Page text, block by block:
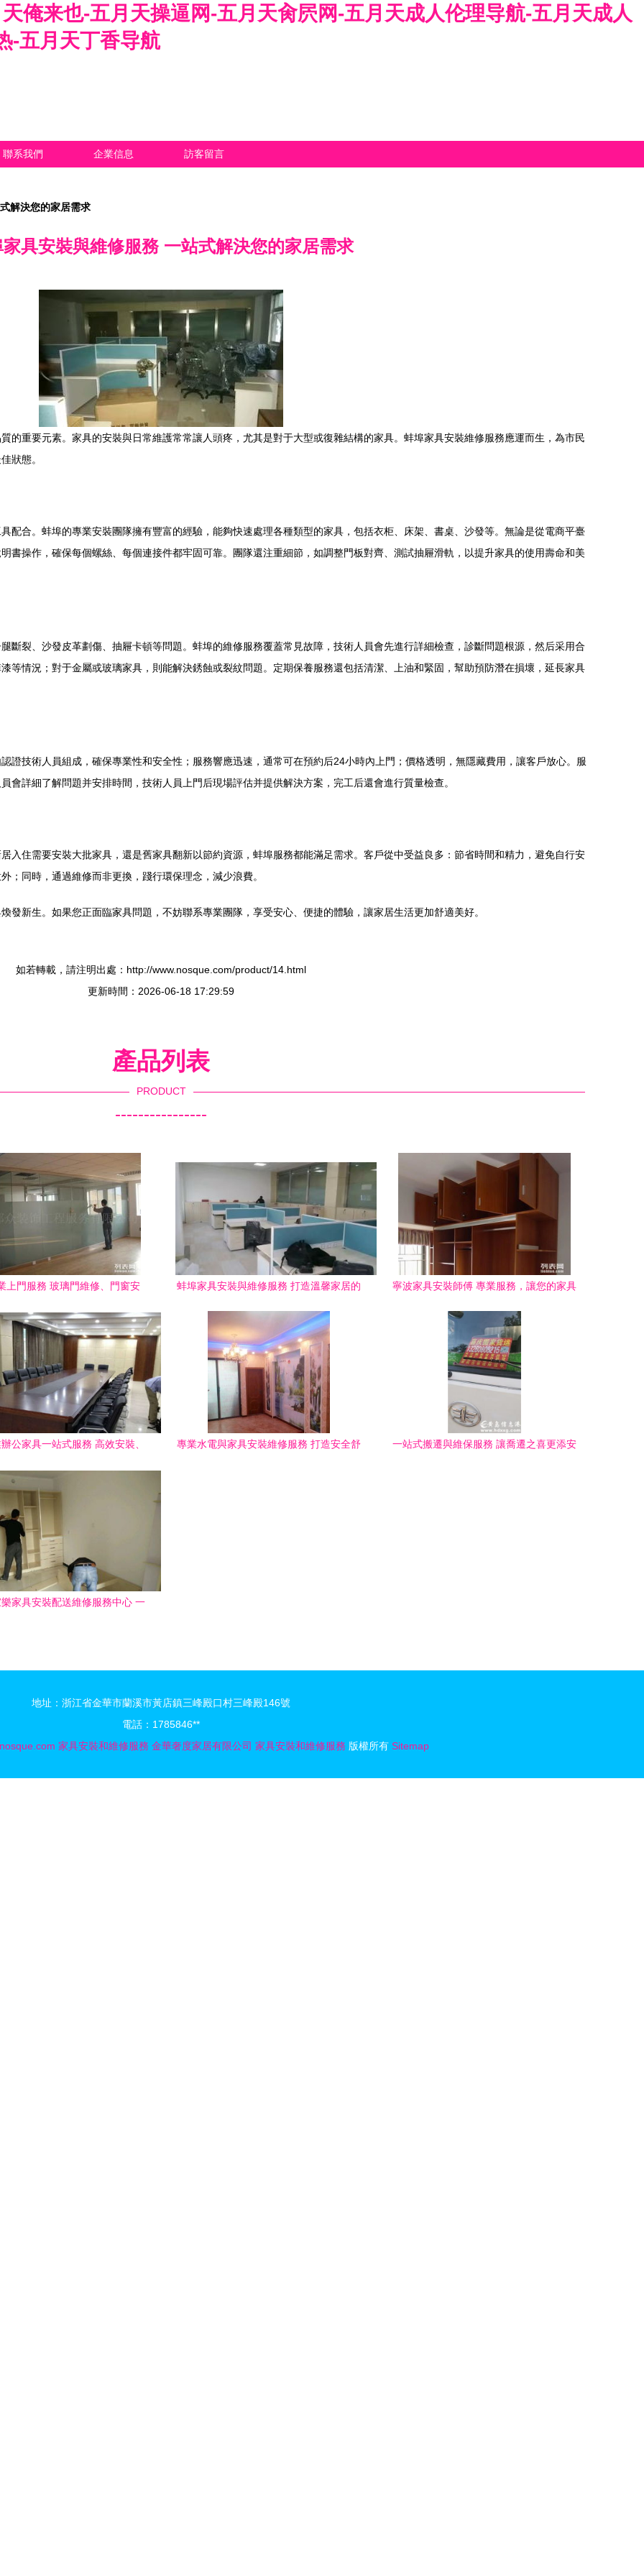
俺来也-五月天操逼网-五月天肏屄网-五月天成人伦理导航-五月天成人
-五月天丁香导航
聯系我們 企業信息 訪客留言
解決您的家居需求
具安裝與維修服務 一站式解決您的家居需求
的重要元素。家具的安裝與日常維護常常讓人頭疼，尤其是對于大型或復雜結構的家具。蚌埠家具安裝維修服務應運而生，為市民
狀態。
配合。蚌埠的專業安裝團隊擁有豐富的經驗，能夠快速處理各種類型的家具，包括衣柜、床架、書桌、沙發等。無論是從電商平臺
書操作，確保每個螺絲、每個連接件都牢固可靠。團隊還注重細節，如調整門板對齊、測試抽屜滑軌，以提升家具的使用壽命和美
斷裂、沙發皮革劃傷、抽屜卡頓等問題。蚌埠的維修服務覆蓋常見故障，技術人員會先進行詳細檢查，診斷問題根源，然后采用合
等情況；對于金屬或玻璃家具，則能解決銹蝕或裂紋問題。定期保養服務還包括清潔、上油和緊固，幫助預防潛在損壞，延長家具
證技術人員組成，確保專業性和安全性；服務響應迅速，通常可在預約后24小時內上門；價格透明，無隱藏費用，讓客戶放心。服
會詳細了解問題并安排時間，技術人員上門后現場評估并提供解決方案，完工后還會進行質量檢查。
入住需要安裝大批家具，還是舊家具翻新以節約資源，蚌埠服務都能滿足需求。客戶從中受益良多：節省時間和精力，避免自行安
；同時，通過維修而非更換，踐行環保理念，減少浪費。
發新生。如果您正面臨家具問題，不妨聯系專業團隊，享受安心、便捷的體驗，讓家居生活更加舒適美好。
如若轉載，請注明出處：http://www.nosque.com/product/14.html
更新時間：2026-06-18 17:29:59
產品列表
PRODUCT
----------------
上門服務 玻璃門維修、門窗安
方案
蚌埠家具安裝與維修服務 打造溫馨家居的
寧波家具安裝師傅 專業服務，讓您的家具
公家具一站式服務 高效安裝、
專業水電與家具安裝維修服務 打造安全舒
一站式搬遷與維保服務 讓喬遷之喜更添安
家具安裝配送維修服務中心 一
地址：浙江省金華市蘭溪市黃店鎮三峰殿口村三峰殿146號
電話：1785846**
家具安裝和維修服務 金華奢度家居有限公司 家具安裝和維修服務 版權所有 Sitemap